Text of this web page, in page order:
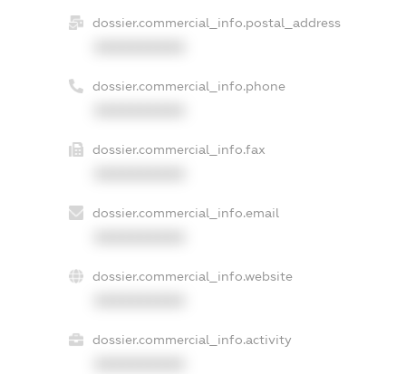
dossier.commercial_info.postal_address
dossier.commercial_info.phone
dossier.commercial_info.fax
dossier.commercial_info.email
dossier.commercial_info.website
dossier.commercial_info.activity